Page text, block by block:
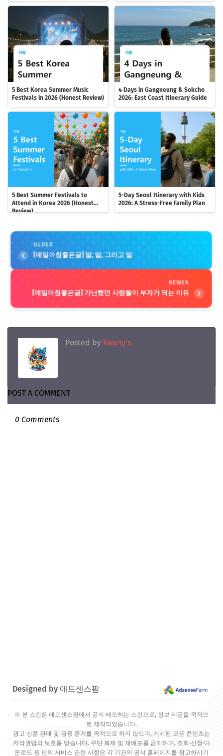
5 Best Korea Summer Music
Festivals in 2026 (Honest Review)
4 Days in Gangneung & Sokcho
2026: East Coast Itinerary Guide
5 Best Summer Festivals to
Attend in Korea 2026 (Honest
Review)
5-Day Seoul Itinerary with Kids
2026: A Stress-Free Family Plan
OLDER
[매일아침좋은글] 말, 말, 그리고 말
NEWER
[매일아침좋은글] 가난했던 사람들이 부자가 되는 이유
Posted by kwany's
POST A COMMENT
0 Comments
Designed by 애드센스팜
※ 본 스킨은 애드센스팜에서 공식 배포하는 스킨으로, 정보 제공을 목적으
로 제작되었습니다.
광고 상품 판매 및 금융 중개를 목적으로 하지 않으며, 게시된 모든 콘텐츠는
저작권법의 보호를 받습니다. 무단 복제 및 재배포를 금지하며, 조회·신청·다
운로드 등 편의 서비스 관련 사항은 각 기관의 공식 홈페이지를 참고하시기